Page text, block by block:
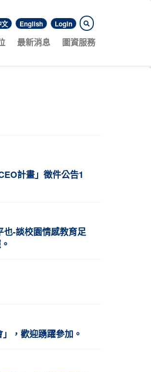
English Login
最新消息 圖資服務
計畫」徵件公告1
-談校園情感教育足
，歡迎踴躍參加。